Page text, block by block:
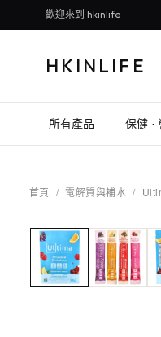
歡迎來到 hkinlife
HKINLIFE
所有產品 保健 ·
首頁 / 電解質與補水 /